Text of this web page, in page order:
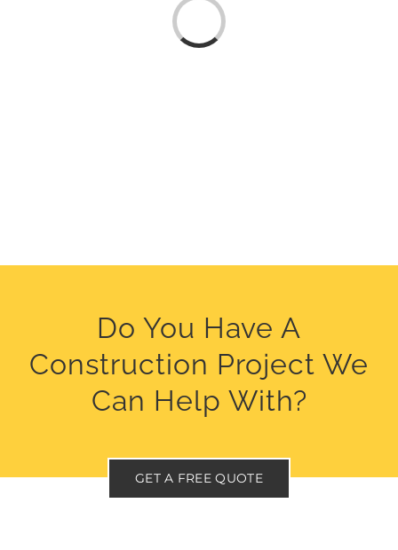
Laden...
Do You Have A
Construction Project We
Can Help With?
GET A FREE QUOTE